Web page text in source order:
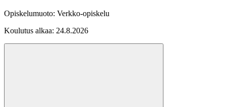
Opiskelumuoto: Verkko-opiskelu
Koulutus alkaa: 24.8.2026